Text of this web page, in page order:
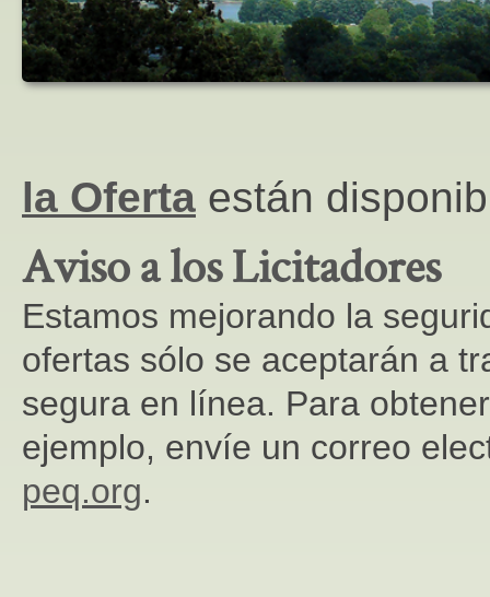
la Oferta están
Aviso a los Licitadores
Estamos mejorando la
ofertas sólo se aceptarán a
segura en línea. Para
ejemplo, envíe un correo
peq.org.